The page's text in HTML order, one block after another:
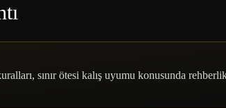
sınır ötesi kalış uyumu konusunda